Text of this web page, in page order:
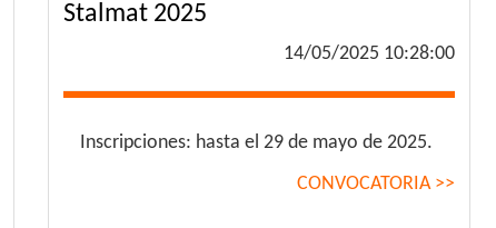
Stalmat 2025
14/05/2025 10:28:00
Inscripciones: hasta el 29 de mayo de 2025.
CONVOCATORIA >>